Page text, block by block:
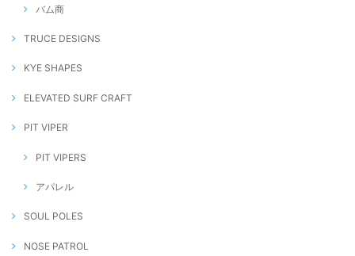
バム商
TRUCE DESIGNS
KYE SHAPES
ELEVATED SURF CRAFT
PIT VIPER
PIT VIPERS
アパレル
SOUL POLES
NOSE PATROL